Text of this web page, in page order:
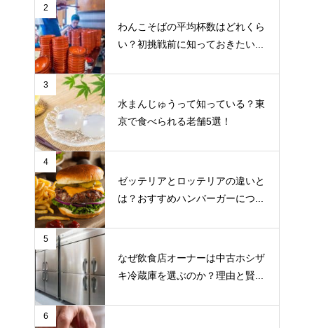
2
わんこそばの平均杯数はどれくら
い？初挑戦前に知っておきたい...
3
水まんじゅうって知っている？東
京で食べられる老舗5選！
4
ゼッテリアとロッテリアの違いと
は？おすすめハンバーガーにつ...
5
なぜ飲食店オーナーは中古ホシザ
キ冷蔵庫を選ぶのか？理由と賢...
6